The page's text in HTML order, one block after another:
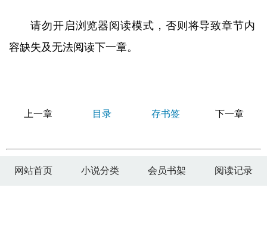
请勿开启浏览器阅读模式，否则将导致章节内
容缺失及无法阅读下一章。
上一章 目录 存书签 下一章
网站首页 小说分类 会员书架 阅读记录